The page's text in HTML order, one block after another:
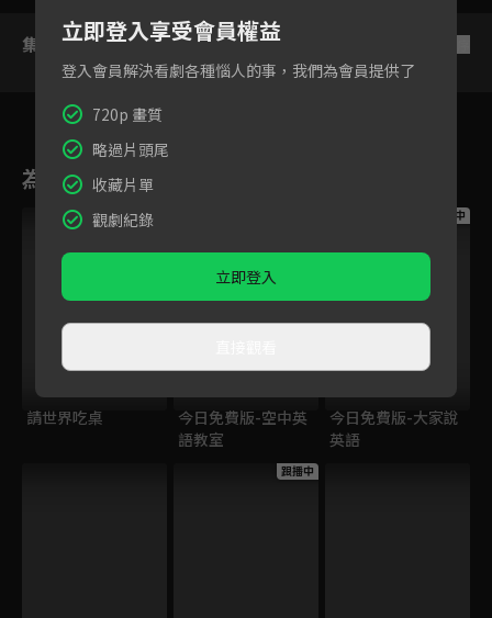
集數列表
為您推薦
跟播中
請世界吃桌
今日免費版-空中英
語教室
跟播中
今日免費版-大家說
英語
跟播中
立即登入享受會員權益
登入會員解決看劇各種惱人的事，我們為會員提供了
720p 畫質
略過片頭尾
收藏片單
觀劇紀錄
立即登入